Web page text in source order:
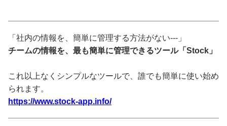
「社内の情報を、簡単に管理する方法がない---」
チームの情報を、最も簡単に管理できるツール「Stock」
これ以上なくシンプルなツールで、誰でも簡単に使い始め
られます。
https://www.stock-app.info/